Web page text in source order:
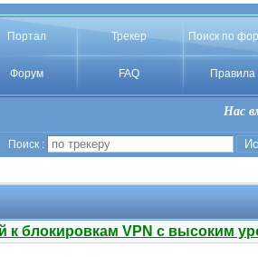
Портал Трекер Поиск по
Форум FAQ Правила
Нас
Поиск :
к блокировкам VPN с высоким